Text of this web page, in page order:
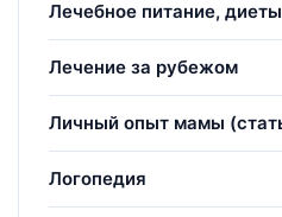
Лечебное питание, диеты
Лечение за рубежом
Личный опыт мамы
Логопедия